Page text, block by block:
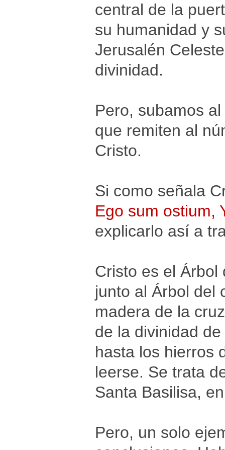
central de la
su humanidad y
Jerusalén
divinidad.
Pero, subamos
que remiten al
Cristo.
Si como señala
Ego sum ostium,
explicarlo así a
Cristo es el
junto al Árbol del
madera de la
de la divinidad
hasta los hierros
leerse. Se trata
Santa Basilisa,
Pero, un solo